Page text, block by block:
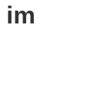
im